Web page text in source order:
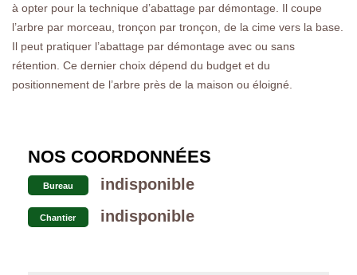
à opter pour la technique d’abattage par démontage. Il coupe
l’arbre par morceau, tronçon par tronçon, de la cime vers la base.
Il peut pratiquer l’abattage par démontage avec ou sans
rétention. Ce dernier choix dépend du budget et du
positionnement de l’arbre près de la maison ou éloigné.
NOS COORDONNÉES
Bureau indisponible
Chantier indisponible